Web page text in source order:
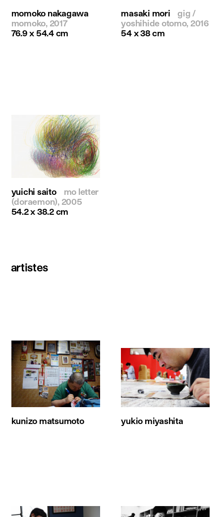
momoko nakagawa
momoko, 2017
76.9 x 54.4 cm
masaki mori
gig /
yoshihide otomo, 2016
54 x 38 cm
yuichi saito
mo letter
(doraemon), 2005
54.2 x 38.2 cm
artistes
kunizo matsumoto yukio miyashita